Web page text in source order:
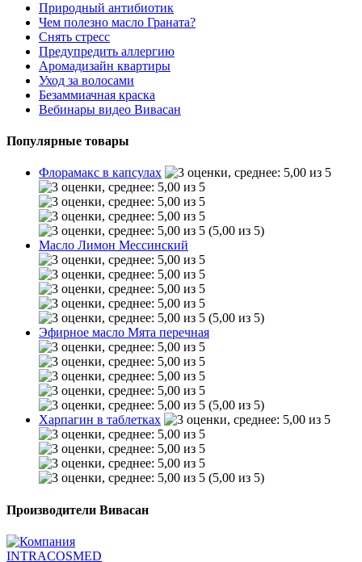
Природный антибиотик
Чем полезно масло Граната?
Снять стресс
Предупредить аллергию
Аромадизайн квартиры
Уход за волосами
Безаммиачная краска
Вебинары видео Вивасан
Популярные товары
Флорамакс в капсулах
(5,00 из 5)
Масло Лимон Мессинский
(5,00 из 5)
Эфирное масло Мята перечная
(5,00 из 5)
Харпагин в таблетках
(5,00 из 5)
Производители Вивасан